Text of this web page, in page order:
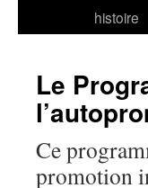
histoire
Le
Ce
promotion